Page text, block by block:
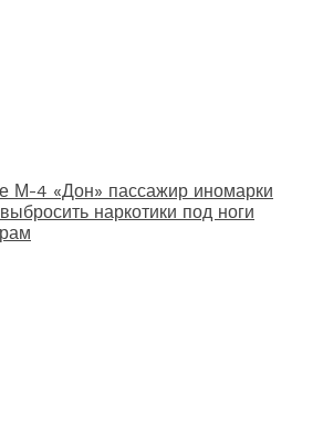
М-4 «Дон» пассажир иномарки
наркотики под ноги